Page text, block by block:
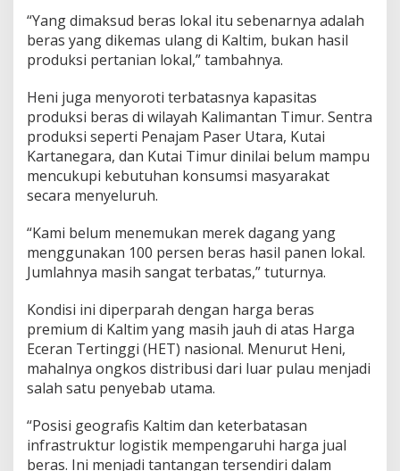
“Yang dimaksud beras lokal itu sebenarnya adalah
beras yang dikemas ulang di Kaltim, bukan hasil
produksi pertanian lokal,” tambahnya.
Heni juga menyoroti terbatasnya kapasitas
produksi beras di wilayah Kalimantan Timur. Sentra
produksi seperti Penajam Paser Utara, Kutai
Kartanegara, dan Kutai Timur dinilai belum mampu
mencukupi kebutuhan konsumsi masyarakat
secara menyeluruh.
“Kami belum menemukan merek dagang yang
menggunakan 100 persen beras hasil panen lokal.
Jumlahnya masih sangat terbatas,” tuturnya.
Kondisi ini diperparah dengan harga beras
premium di Kaltim yang masih jauh di atas Harga
Eceran Tertinggi (HET) nasional. Menurut Heni,
mahalnya ongkos distribusi dari luar pulau menjadi
salah satu penyebab utama.
“Posisi geografis Kaltim dan keterbatasan
infrastruktur logistik mempengaruhi harga jual
beras. Ini menjadi tantangan tersendiri dalam